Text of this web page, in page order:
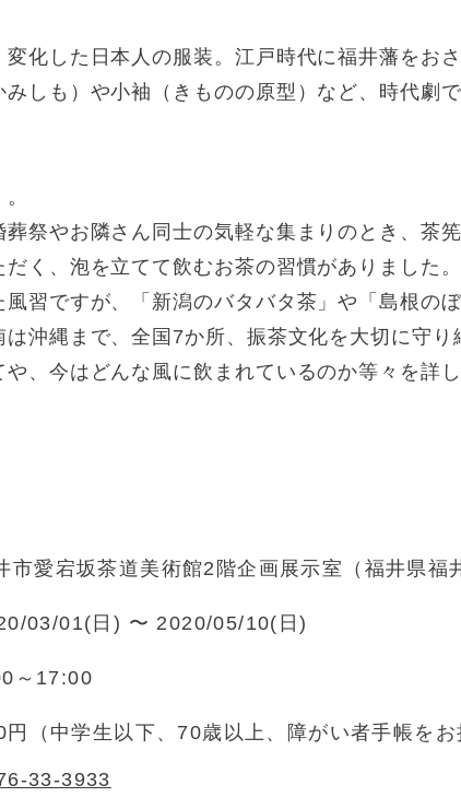
化した日本人の服装。江戸時代に福井藩をお
しも）や小袖（きものの原型）など、時代劇
祭やお隣さん同士の気軽な集まりのとき、茶
く、泡を立てて飲むお茶の習慣がありました。
習ですが、「新潟のバタバタ茶」や「島根の
沖縄まで、全国7か所、振茶文化を大切に守
、今はどんな風に飲まれているのか等々を詳し
市愛宕坂茶道美術館2階企画展示室（福井県福
03/01(日) 〜 2020/05/10(日)
～17:00
円（中学生以下、70歳以上、障がい者手帳をお
33-3933